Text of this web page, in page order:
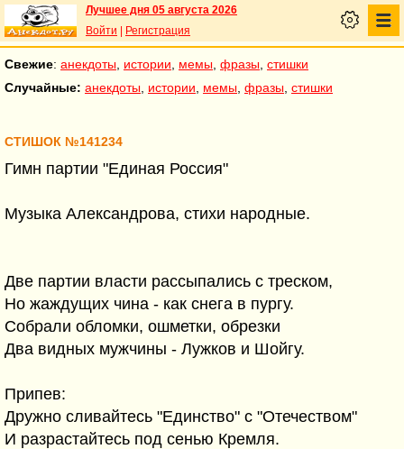
Лучшее дня 05 августа 2026
Войти
Регистрация
Свежие: анекдоты истории мемы фразы стишки
Случайные: анекдоты истории мемы фразы стишки
СТИШОК №141234
Гимн партии "Единая Россия"
Музыка Александрова, стихи народные.
Две партии власти рассыпались с треском,
Но жаждущих чина - как снега в пургу.
Собрали обломки, ошметки, обрезки
Два видных мужчины - Лужков и Шойгу.
Припев:
Дружно сливайтесь "Единство" с "Отечеством"
И разрастайтесь под сенью Кремля.